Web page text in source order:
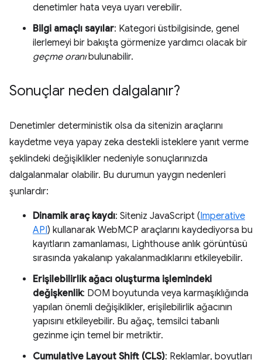
denetimler hata veya uyarı verebilir.
Bilgi amaçlı sayılar: Kategori üstbilgisinde, genel
ilerlemeyi bir bakışta görmenize yardımcı olacak bir
geçme oranıbulunabilir.
Sonuçlar neden dalgalanır?
Denetimler deterministik olsa da sitenizin araçlarını
kaydetme veya yapay zeka destekli isteklere yanıt verme
şeklindeki değişiklikler nedeniyle sonuçlarınızda
dalgalanmalar olabilir. Bu durumun yaygın nedenleri
şunlardır:
Dinamik araç kaydı: Siteniz JavaScript (Imperative
API) kullanarak WebMCP araçlarını kaydediyorsa bu
kayıtların zamanlaması, Lighthouse anlık görüntüsü
sırasında yakalanıp yakalanmadıklarını etkileyebilir.
Erişilebilirlik ağacı oluşturma işlemindeki
değişkenlik: DOM boyutunda veya karmaşıklığında
yapılan önemli değişiklikler, erişilebilirlik ağacının
yapısını etkileyebilir. Bu ağaç, temsilci tabanlı
gezinme için temel bir metriktir.
Cumulative Layout Shift (CLS): Reklamlar, boyutları